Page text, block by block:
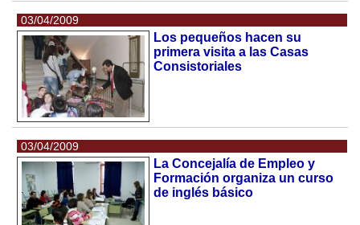
03/04/2009
Los pequeños hacen su
primera visita a las Casas
Consistoriales
03/04/2009
La Concejalía de Empleo y
Formación organiza un curso
de inglés básico